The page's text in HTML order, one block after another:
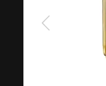
Festiny jsou v
oblíbené. Je to
a barev, což mají
kvalitou hodinek
strojky používá
Značka jako taková
mnohé modely
tato značka brána
že kvalita všech